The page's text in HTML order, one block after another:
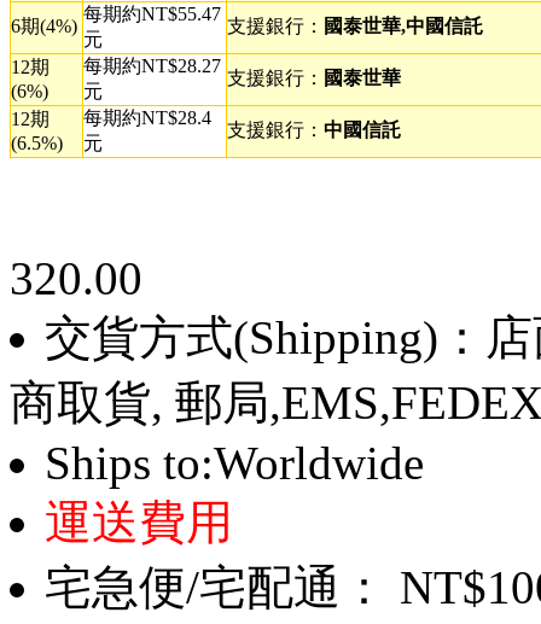
6期(4%)
每期約NT$55.47
元
支援銀行： 國泰世華,中國信託
12期
(6%)
每期約NT$28.27
元
支援銀行： 國泰世華
12期
(6.5%)
每期約NT$28.4
元
支援銀行： 中國信託
320.00
交貨方式(Shipping)：
商取貨, 郵局
Ships to:Worldwide
運送費用
宅急便/宅配通：